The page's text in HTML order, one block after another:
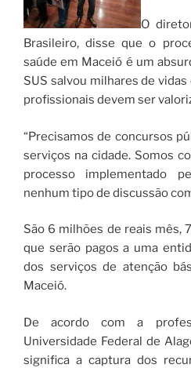
O
Brasileiro, disse que o
saúde em Maceió é um
SUS salvou milhares de
profissionais devem ser
“Precisamos de concursos
serviços na cidade. Somos
processo implementado
nenhum tipo de discussão
São 6 milhões de reais mês,
que serão pagos a uma
dos serviços de atenção
Maceió.
De acordo com a
Universidade Federal de
significa a captura dos